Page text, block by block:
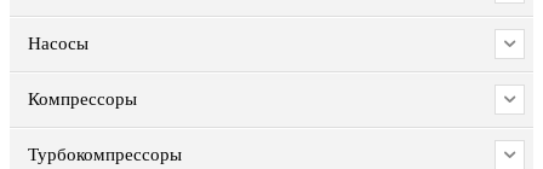
Насосы
Компрессоры
Турбокомпрессоры